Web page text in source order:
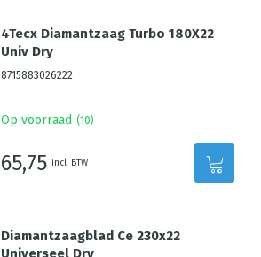
4Tecx Diamantzaag Turbo 180X22
Univ Dry
8715883026222
Op voorraad (10)
65,75 incl. BTW
Diamantzaagblad Ce 230x22
Universeel Dry